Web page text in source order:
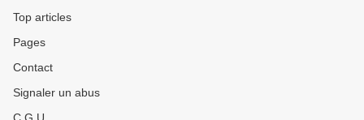
Top articles
Pages
Contact
Signaler un abus